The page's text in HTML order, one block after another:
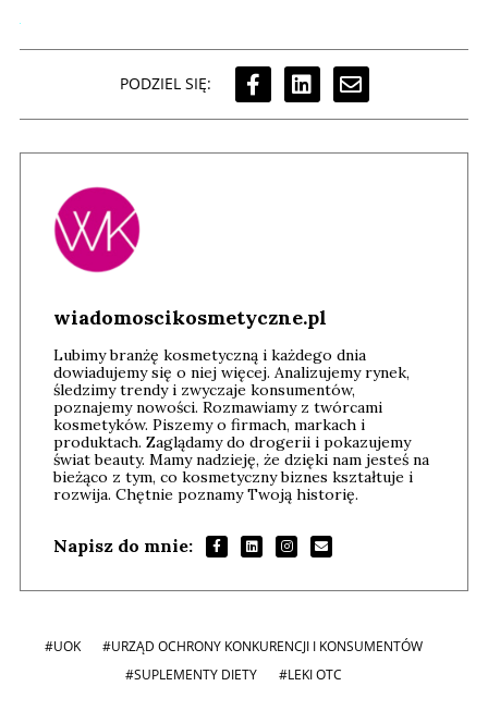
PODZIEL SIĘ:
wiadomoscikosmetyczne.pl
Lubimy branżę kosmetyczną i każdego dnia
dowiadujemy się o niej więcej. Analizujemy rynek,
śledzimy trendy i zwyczaje konsumentów,
poznajemy nowości. Rozmawiamy z twórcami
kosmetyków. Piszemy o firmach, markach i
produktach. Zaglądamy do drogerii i pokazujemy
świat beauty. Mamy nadzieję, że dzięki nam jesteś na
bieżąco z tym, co kosmetyczny biznes kształtuje i
rozwija. Chętnie poznamy Twoją historię.
Napisz do mnie:
#UOK
#URZĄD OCHRONY KONKURENCJI I KONSUMENTÓW
#SUPLEMENTY DIETY
#LEKI OTC